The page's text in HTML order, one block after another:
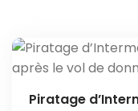
Piratage